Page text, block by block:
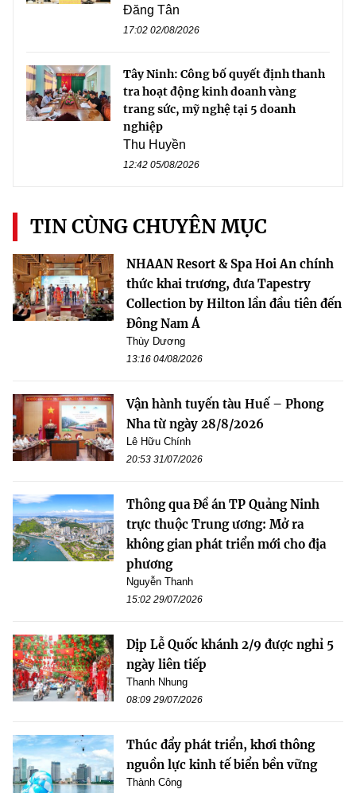
Đăng Tân
17:02 02/08/2026
Tây Ninh: Công bố quyết định thanh
tra hoạt động kinh doanh vàng
trang sức, mỹ nghệ tại 5 doanh
nghiệp
Thu Huyền
12:42 05/08/2026
TIN CÙNG CHUYÊN MỤC
NHAAN Resort & Spa Hoi An chính
thức khai trương, đưa Tapestry
Collection by Hilton lần đầu tiên đến
Đông Nam Á
Thùy Dương
13:16 04/08/2026
Vận hành tuyến tàu Huế – Phong
Nha từ ngày 28/8/2026
Lê Hữu Chính
20:53 31/07/2026
Thông qua Đề án TP Quảng Ninh
trực thuộc Trung ương: Mở ra
không gian phát triển mới cho địa
phương
Nguyễn Thanh
15:02 29/07/2026
Dịp Lễ Quốc khánh 2/9 được nghỉ 5
ngày liên tiếp
Thanh Nhung
08:09 29/07/2026
Thúc đẩy phát triển, khơi thông
nguồn lực kinh tế biển bền vững
Thành Công